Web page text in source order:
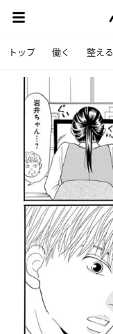
トップ 働く 整える